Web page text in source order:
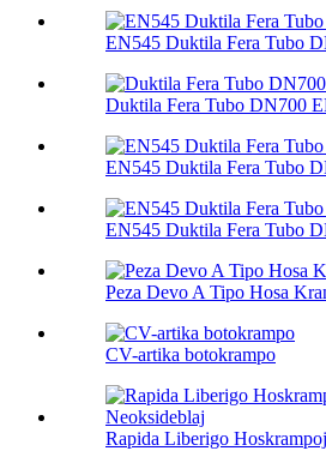
EN545 Duktila Fera Tubo
Duktila Fera Tubo DN700
EN545 Duktila Fera Tubo
EN545 Duktila Fera Tubo
Peza Devo A Tipo Hosa
CV-artika botokrampo
Rapida Liberigo